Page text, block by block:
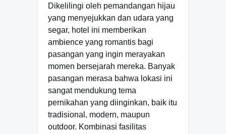
Dikelilingi oleh pemandangan hijau
yang menyejukkan dan udara yang
segar, hotel ini memberikan
ambience yang romantis bagi
pasangan yang ingin merayakan
momen bersejarah mereka. Banyak
pasangan merasa bahwa lokasi ini
sangat mendukung tema
pernikahan yang diinginkan, baik itu
tradisional, modern, maupun
outdoor. Kombinasi fasilitas